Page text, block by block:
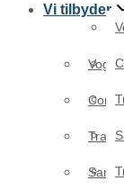
Vi tilbyder
Sand